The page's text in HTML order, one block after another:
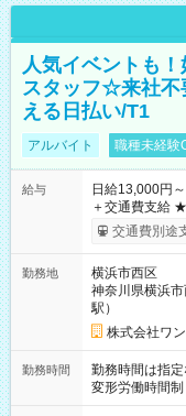
人気イベントも
スタッフ☆来社不
える日払い/T1
アルバイト 職種未経験
給与
日給13,000円～
＋交通費支給 ★交通費全額支給！ ┗案件により規定あり ★日払
いOK！（規定
ンビニATMから 日
交通費別途
勤務地
横浜市西区
神奈川県横浜
駅）
株式会社ワ
勤務時間
勤務時間は指定
変形労働時間制 想定労
～21：00